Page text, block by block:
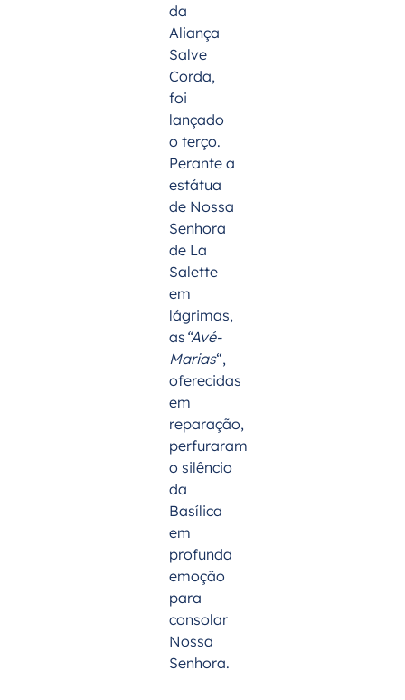
da
Aliança
Salve
Corda,
foi
lançado
o terço.
Perante a
estátua
de Nossa
Senhora
de La
Salette
em
lágrimas,
as “Avé-
Marias“,
oferecidas
em
reparação,
perfuraram
o silêncio
da
Basílica
em
profunda
emoção
para
consolar
Nossa
Senhora.